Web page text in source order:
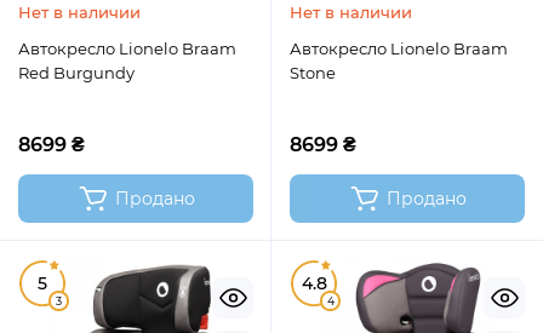
Нет в наличии
Автокресло Lionelo Braam
Red Burgundy
8699 ₴
Продано
Нет в наличии
Автокресло Lionelo Braam
Stone
8699 ₴
Продано
5
3
4.8
4